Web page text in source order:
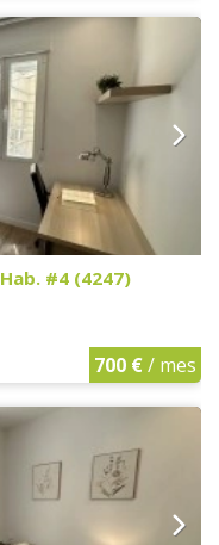
#4 (4247)
700 €/ mes